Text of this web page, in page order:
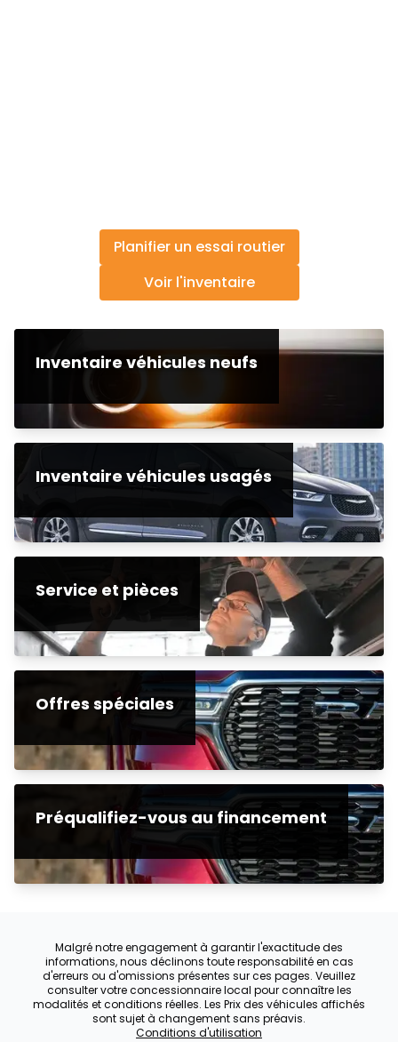
Planifier un essai routier
Voir l'inventaire
Inventaire véhicules neufs
Inventaire véhicules usagés
Service et pièces
Offres spéciales
Préqualifiez-vous au financement
Malgré notre engagement à garantir l'exactitude des
informations, nous déclinons toute responsabilité en cas
d'erreurs ou d'omissions présentes sur ces pages. Veuillez
consulter votre concessionnaire local pour connaître les
modalités et conditions réelles. Les Prix des véhicules affichés
sont sujet à changement sans préavis.
Conditions d'utilisation